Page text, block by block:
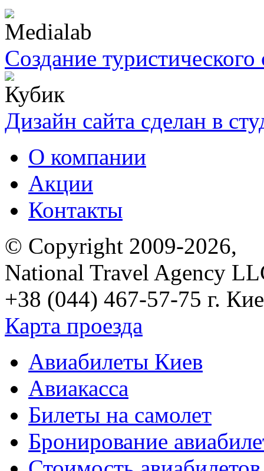
Создание туристического
Дизайн сайта сделан в
О компании
Акции
Контакты
© Copyright 2009-2026,
National Travel Agency
+38 (044) 467-57-75 г.
Карта проезда
Авиабилеты Киев
Авиакасса
Билеты на самолет
Бронирование